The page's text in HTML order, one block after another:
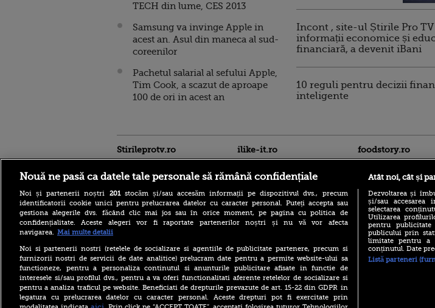
TECH din lume, CES 2013
Samsung va invinge Apple in
acest an. Asul din maneca al sud-
coreenilor
Pachetul salarial al sefului Apple,
Tim Cook, a scazut de aproape
100 de ori in acest an
Incont , site-ul Știrile Pro TV
informații economice și
financiară, a devenit iBani
10 reguli pentru decizii
inteligente
Stirileprotv.ro
maşini au fost avariate, iar
traficul rutier a fost închis în
zonă
Meta a fost amendată cu
alte 567 de milioane de
dolari în SUA. Compania a
fost descrisă ca o „pacoste
ilike-it.ro foodstory.ro
(P) Descoperă Lumea
Evenimentelor din
cu Transilvania
Nouă ne pasă ca datele tale personale să rămână confidențiale
Noi și partenerii noștri 201stocăm și/sau accesăm informații pe dispozitivul dvs., precum
identificatorii cookie unici pentru prelucrarea datelor cu caracter personal. Puteți accepta sau
gestiona alegerile dvs. făcând clic mai jos sau în orice moment, pe pagina cu politica de
confidențialitate. Aceste alegeri vor fi raportate partenerilor noștri și nu vă vor afecta
navigarea. Mai multe detalii
Noi si partenerii nostri (retelele de socializare si agentiile de publicitate partenere, precum si
furnizorii nostri de servicii de date analitice) prelucram date pentru a permite website-ului sa
functioneze, pentru a personaliza continutul si anunturile publicitare afisate in functie de
interesele si/sau profilul dvs., pentru a va oferi functionalitati aferente retelelor de socializare si
pentru a analiza traficul pe website. Beneficiati de drepturile prevazute de art. 15-22 din GDPR in
legatura cu prelucrarea datelor cu caracter personal. Aceste drepturi pot fi exercitate prin
Atât noi, cât și
Dezvoltarea și
și/sau
selectarea
Utilizarea
pentru publicitate
publicului prin
limitate pentru a
conținutul. Date
Listă parteneri